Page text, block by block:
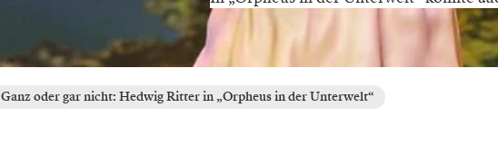
Ganz oder gar nicht: Hedwig Ritter in „Orpheus in der Unterwelt“